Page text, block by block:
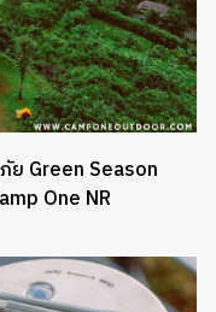
Green Season
One NR